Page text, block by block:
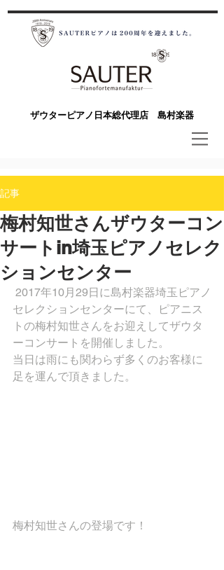
​ザウターピアノ日本総代理店 島村楽器
記事
梅村知世さんザウターコン
サートin埼玉ピアノセレク
ションセンター
セレクションセンターにて、ピアニス
トの梅村知世さんをお迎えしてザウタ
ーコンサートを開催しました。
当日は雨にも関わらず多くのお客様に
足を運んで頂きました。
梅村知世さんの登場です！